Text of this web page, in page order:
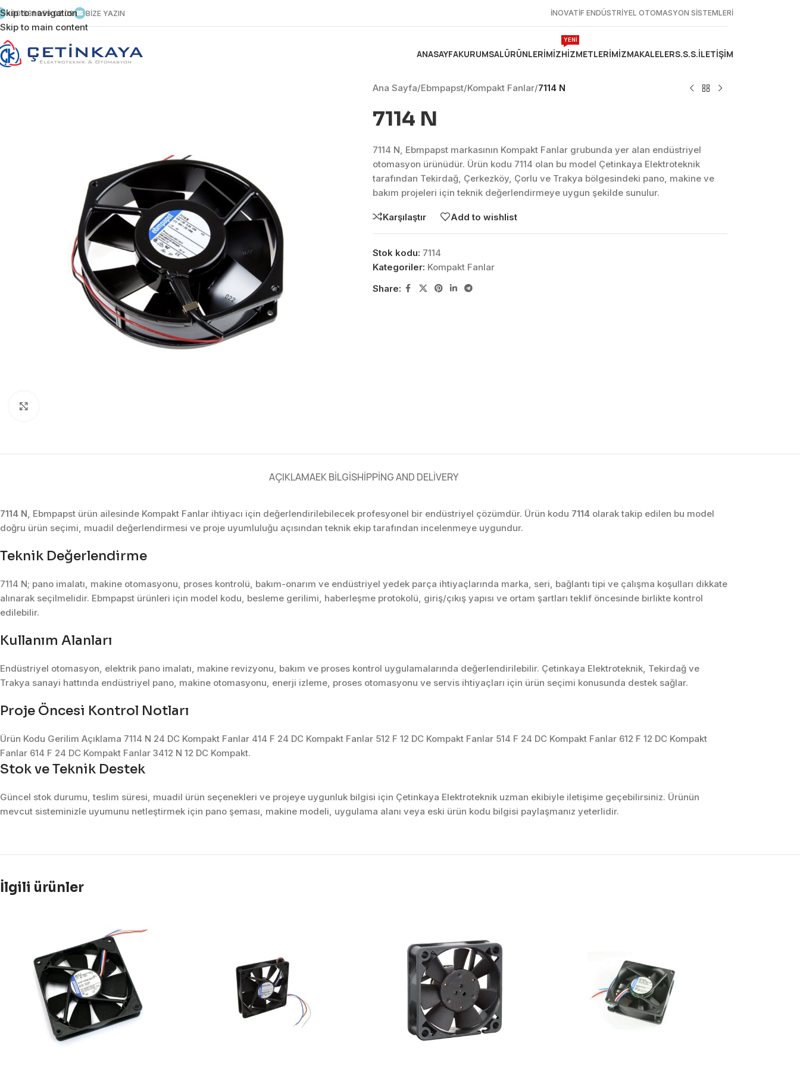
Skip to navigation
Skip to main content
+90 531 959 02 09 BİZE YAZIN İNOVATİF ENDÜSTRİYEL OTOMASYON SİSTEMLERİ
ANASAYFAKURUMSALÜRÜNLERIMIZHIZMETLERIMIZ
YENİ
Makine Otomasyonu
Otomasyon Sistemleri
Tasarımı
Ölçüm Sistemleri
MAKALELERS.S.S.İLETIŞIM
Ana Sayfa/Ebmpapst/Kompakt Fanlar/7114 N
7114 N
7114 N, Ebmpapst markasının Kompakt Fanlar grubunda yer alan endüstriyel
otomasyon ürünüdür. Ürün kodu 7114 olan bu model Çetinkaya Elektroteknik
tarafından Tekirdağ, Çerkezköy, Çorlu ve Trakya bölgesindeki pano, makine ve
bakım projeleri için teknik değerlendirmeye uygun şekilde sunulur.
Karşılaştır Add to wishlist
Stok kodu: 7114
Kategoriler: Kompakt Fanlar
Share:
AÇIKLAMAEK BILGISHIPPING AND DELIVERY
7114 N, Ebmpapst ürün ailesinde Kompakt Fanlar ihtiyacı için değerlendirilebilecek profesyonel bir endüstriyel çözümdür. Ürün kodu 7114 olarak takip edilen bu model
doğru ürün seçimi, muadil değerlendirmesi ve proje uyumluluğu açısından teknik ekip tarafından incelenmeye uygundur.
Teknik Değerlendirme
7114 N; pano imalatı, makine otomasyonu, proses kontrolü, bakım-onarım ve endüstriyel yedek parça ihtiyaçlarında marka, seri, bağlantı tipi ve çalışma koşulları dikkate
alınarak seçilmelidir. Ebmpapst ürünleri için model kodu, besleme gerilimi, haberleşme protokolü, giriş/çıkış yapısı ve ortam şartları teklif öncesinde birlikte kontrol
edilebilir.
Kullanım Alanları
Endüstriyel otomasyon, elektrik pano imalatı, makine revizyonu, bakım ve proses kontrol uygulamalarında değerlendirilebilir. Çetinkaya Elektroteknik, Tekirdağ ve
Trakya sanayi hattında endüstriyel pano, makine otomasyonu, enerji izleme, proses otomasyonu ve servis ihtiyaçları için ürün seçimi konusunda destek sağlar.
Proje Öncesi Kontrol Notları
Ürün Kodu Gerilim Açıklama 7114 N 24 DC Kompakt Fanlar 414 F 24 DC Kompakt Fanlar 512 F 12 DC Kompakt Fanlar 514 F 24 DC Kompakt Fanlar 612 F 12 DC Kompakt
Fanlar 614 F 24 DC Kompakt Fanlar 3412 N 12 DC Kompakt.
Stok ve Teknik Destek
Güncel stok durumu, teslim süresi, muadil ürün seçenekleri ve projeye uygunluk bilgisi için Çetinkaya Elektroteknik uzman ekibiyle iletişime geçebilirsiniz. Ürünün
mevcut sisteminizle uyumunu netleştirmek için pano şeması, makine modeli, uygulama alanı veya eski ürün kodu bilgisi paylaşmanız yeterlidir.
İlgili ürünler